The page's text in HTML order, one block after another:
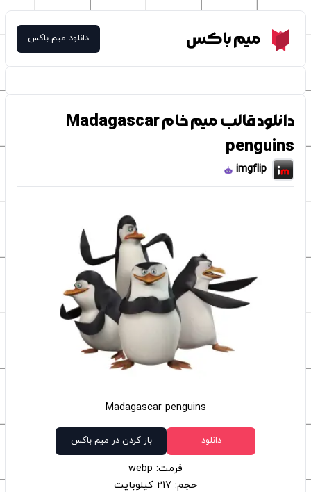
Meme Boxمیم باکس دانلود میم باکس
دانلود قالب میم خام Madagascar
penguins
imgflip
Madagascar penguins
دانلود باز کردن در میم باکس
فرمت: webp
حجم: 217 کیلوبایت